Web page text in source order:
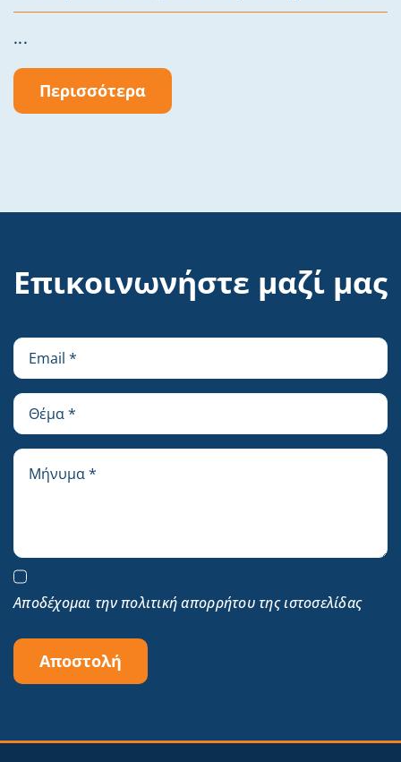
...
Περισσότερα
Επικοινωνήστε μαζί μας
Αποδέχομαι την πολιτική απορρήτου της ιστοσελίδας
Αποστολή